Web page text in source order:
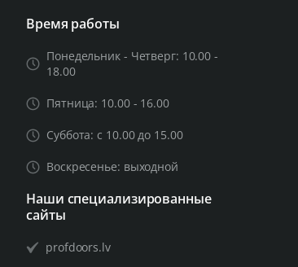
Время работы
Понедельник - Четверг: 10.00 -
18.00
Пятница: 10.00 - 16.00
Суббота: с 10.00 до 15.00
Воскресенье: выходной
Наши специализированные
сайты
profdoors.lv